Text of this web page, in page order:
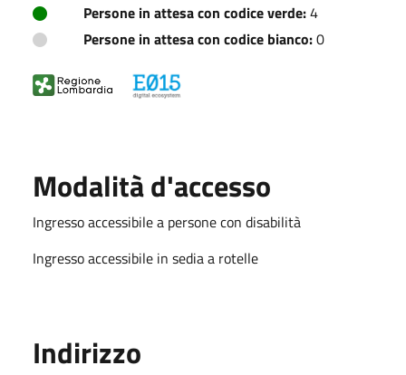
Persone in attesa con codice verde:4
Persone in attesa con codice bianco:0
Modalità d'accesso
Ingresso accessibile a persone con disabilità
Ingresso accessibile in sedia a rotelle
Indirizzo